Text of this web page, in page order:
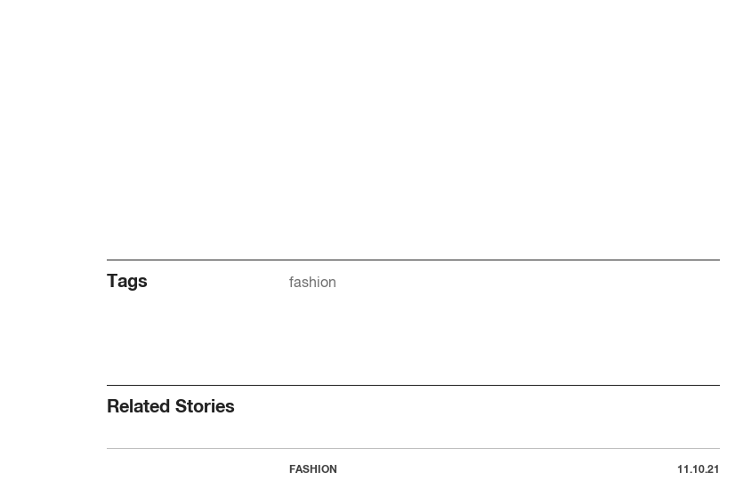
Tags fashion
Related Stories
FASHION 11.10.21